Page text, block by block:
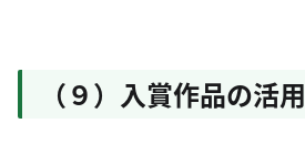
（９）入賞作品の活用